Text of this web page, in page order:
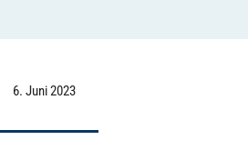
6. Juni 2023